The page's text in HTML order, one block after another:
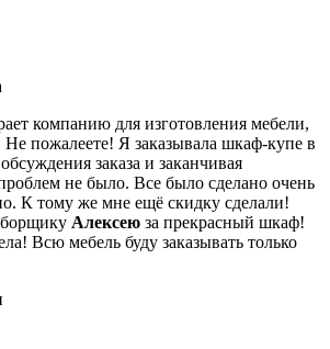
компанию для изготовления мебели,
пожалеете! Я заказывала шкаф-купе в
заказа и заканчивая
не было. Все было сделано очень
К тому же мне ещё скидку сделали!
Алексею за прекрасный шкаф!
Всю мебель буду заказывать только